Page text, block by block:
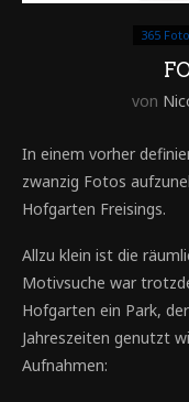
365
von
In einem vorher
zwanzig Fotos
Hofgarten Freisings.
Allzu klein ist die
Motivsuche war
Hofgarten ein Park,
Jahreszeiten genutzt
Aufnahmen: